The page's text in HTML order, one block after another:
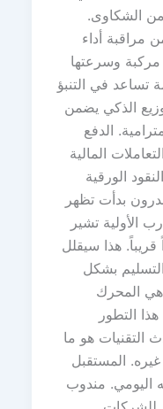
من الشكاوى.
مراقبة أداء
مركبة وسرعتها
تساعد في التنبؤ
الذكي يضمن
الدفع
المالية
الورقية
بدأت تظهر
الأولية تشير
هذا سيقلل
بشكل
هي المحرك
التطور
هو ما
المستقبل
اليومي. مندوب